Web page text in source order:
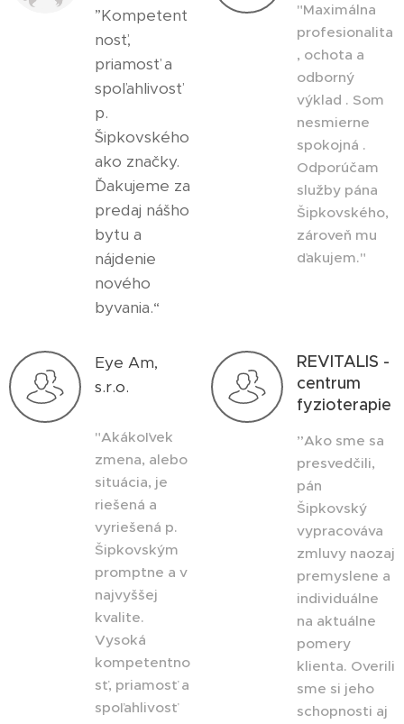
”Kompetent
nosť,
priamosť a
spoľahlivosť
p.
Šipkovského
ako značky.
Ďakujeme za
predaj nášho
bytu a
nájdenie
nového
byvania.“
"Maximálna
profesionalita
, ochota a
odborný
výklad . Som
nesmierne
spokojná .
Odporúčam
služby pána
Šipkovského,
zároveň mu
ďakujem."
Eye Am,
s.r.o.
"Akákoľvek
zmena, alebo
situácia, je
riešená a
vyriešená p.
Šipkovským
promptne a v
najvyššej
kvalite.
Vysoká
kompetentno
sť, priamosť a
spoľahlivosť
REVITALIS -
centrum
fyzioterapie
”Ako sme sa
presvedčili,
pán
Šipkovský
vypracováva
zmluvy naozaj
premyslene a
individuálne
na aktuálne
pomery
klienta. Overili
sme si jeho
schopnosti aj